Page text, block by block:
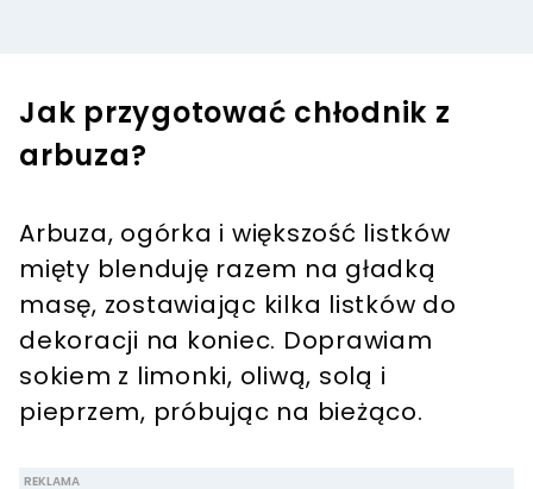
Jak przygotować chłodnik z
arbuza?
Arbuza, ogórka i większość listków
mięty blenduję razem na gładką
masę, zostawiając kilka listków do
dekoracji na koniec. Doprawiam
sokiem z limonki, oliwą, solą i
pieprzem, próbując na bieżąco.